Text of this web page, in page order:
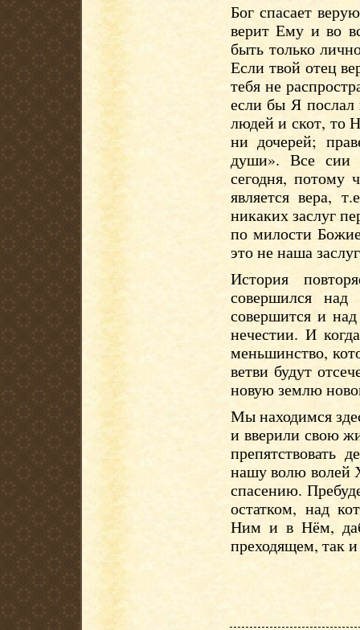
Бог спасает
верит Ему и во
быть только
Если твой отец
тебя не
если бы Я
людей и скот, то
ни дочерей;
души». Все сии
сегодня, потому
является вера,
никаких заслуг
по милости
это не наша
История
совершился
совершится и
нечестии. И
меньшинство,
ветви будут
новую землю
Мы находимся
и вверили свою
препятствовать
нашу волю волей
спасению.
остатком, над
Ним и в Нём,
преходящем, так